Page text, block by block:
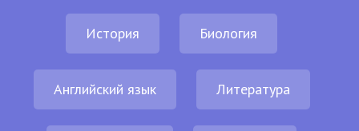
История Биология
Английский язык Литература